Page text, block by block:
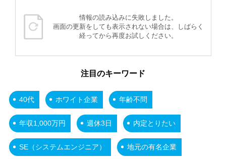
情報の読み込みに失敗しました。
画面の更新をしても表示されない場合は、しばらく
経ってから再度お試しください。
注目のキーワード
40代 ホワイト企業 年齢不問
年収1,000万円 週休3日 内定とりたい
SE（システムエンジニア） 地元の有名企業